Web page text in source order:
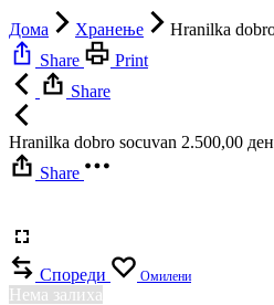
Дома Хранење
Hranilka
Share
Print
Share
Hranilka dobro socuvan 2.500,00 ден
Share
Спореди Омилени
Нема залиха